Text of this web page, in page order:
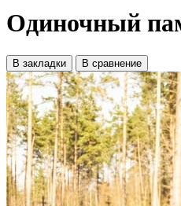
Одиночный
В закладки В сравнение